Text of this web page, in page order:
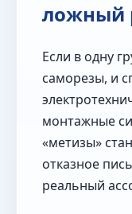
ложный
Если в одну
саморезы, и
монтажные
«метизы»
отказное
реальный